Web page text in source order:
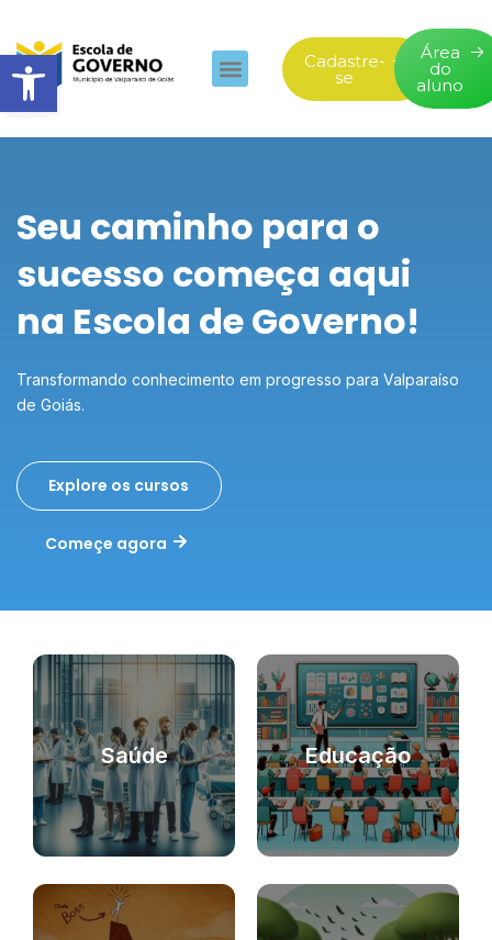
Abrir barra de ferramentas Cadastre-
se
Área
do
aluno
Seu caminho para o
sucesso começa aqui
na Escola de Governo!
Transformando conhecimento em progresso para Valparaíso
de Goiás.
Explore os cursos
Começe agora
Saúde Educação